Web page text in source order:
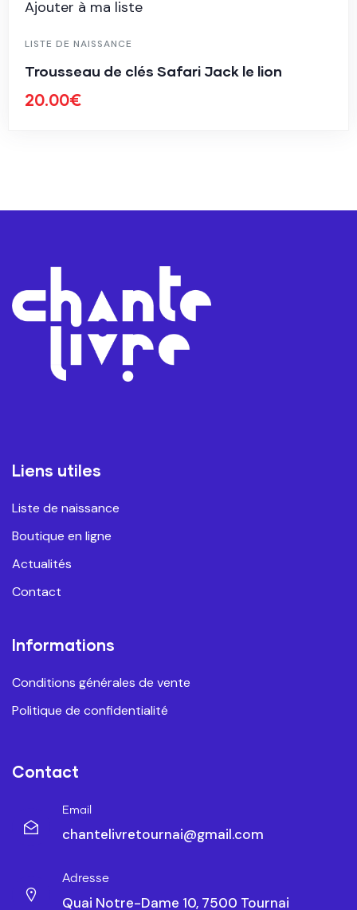
Ajouter à ma liste
LISTE DE NAISSANCE
Trousseau de clés Safari Jack le lion
20.00€
Liens utiles
Liste de naissance
Boutique en ligne
Actualités
Contact
Informations
Conditions générales de vente
Politique de confidentialité
Contact
Email
chantelivretournai@gmail.com
Adresse
Quai Notre-Dame 10, 7500 Tournai